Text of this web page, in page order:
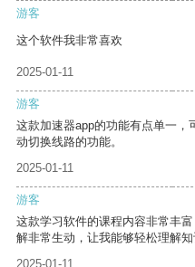
游客
这个软件我非常喜欢
2025-01-11
游客
这款加速器app的功能有点单一，
动切换线路的功能。
2025-01-11
游客
这款学习软件的课程内容非常丰
解非常生动，让我能够轻松理解知
2025-01-11